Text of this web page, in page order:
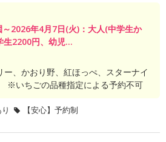
2026年4月7日(火)：大人(中学生か
生2200円、幼児...
ー、かおり野、紅ほっぺ、スターナイ
※いちごの品種指定による予約不可
【安心】予約制